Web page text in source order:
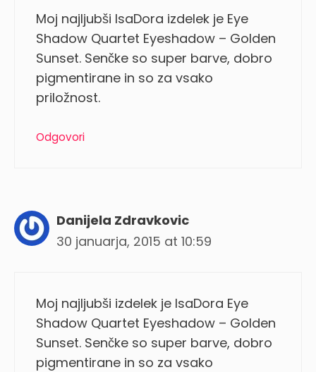
Moj najljubši IsaDora izdelek je Eye
Shadow Quartet Eyeshadow – Golden
Sunset. Senčke so super barve, dobro
pigmentirane in so za vsako
priložnost.
Odgovori
Danijela Zdravkovic
30 januarja, 2015 at 10:59
Moj najljubši izdelek je IsaDora Eye
Shadow Quartet Eyeshadow – Golden
Sunset. Senčke so super barve, dobro
pigmentirane in so za vsako